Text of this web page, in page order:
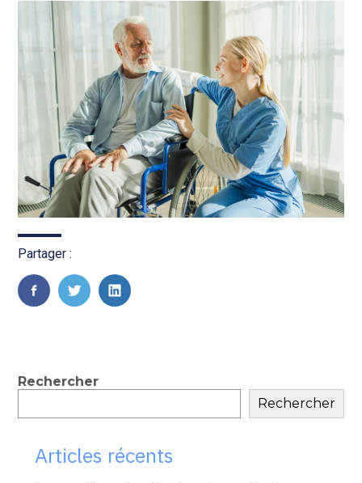
Partager :
FaceBook
TwitterLinkedIn
Blog
sidebar
Rechercher
Rechercher
Articles récents